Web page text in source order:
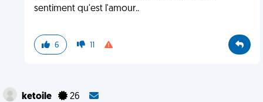
sentiment qu'est l'amour..
6 11
ketoile 26